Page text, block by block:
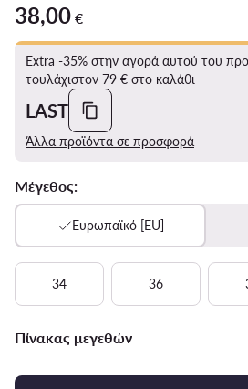
38,00 €
38,00 €
Extra -35% στην αγορά αυτού του
τουλάχιστον 79 € στο καλάθι
LAST
Άλλα προϊόντα σε προσφορά
Μέγεθος:
Ευρωπαϊκό [EU]
34 36
Πίνακας μεγεθών